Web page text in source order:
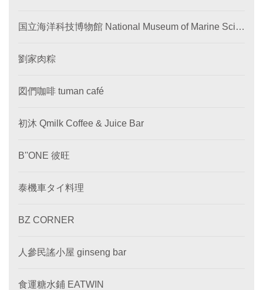
国立海洋科技博物館 National Museum of Marine Scie
劉家肉粽
図們咖啡 tuman café
初沐 Qmilk Coffee & Juice Bar
B''ONE 彼旺
泰機車タイ料理
BZ CORNER
人參民謠小屋 ginseng bar
食運糖水鋪 EATWIN